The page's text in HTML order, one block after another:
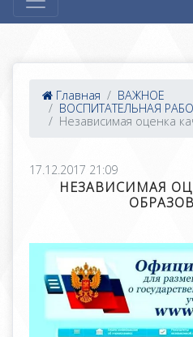
Главная
ВАЖНОЕ
ВОСПИТАТЕЛЬНАЯ
Независимая оценка
17.12.2017 21:09
НЕЗАВИСИМАЯ